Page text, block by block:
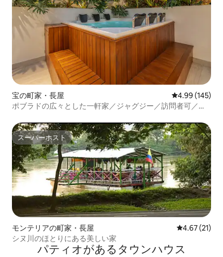
宝の町家・長屋 レビュー145
4.99 (145)
ポブラドの広々とした一軒家／ジャグジー／訪問者可／エ
スーパーホスト
スーパーホスト
モンテリアの町家・長屋 レビュー21
4.67 (21)
シヌ川のほとりにある美しい家
パティオがあるタウンハウス